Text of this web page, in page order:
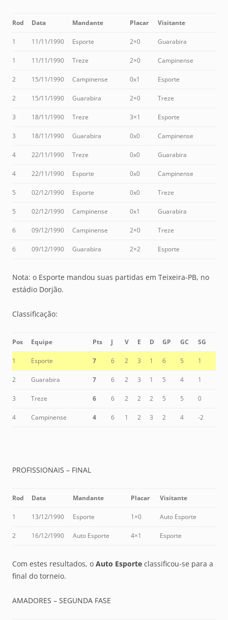
Rod Data Mandante Placar Visitante
1 11/11/1990 Esporte 2×0 Guarabira
1 11/11/1990 Treze 2×0 Campinense
2 15/11/1990 Campinense 0x1 Esporte
2 15/11/1990 Guarabira 2×0 Treze
3 18/11/1990 Treze 3×1 Esporte
3 18/11/1990 Guarabira 0x0 Campinense
4 22/11/1990 Treze 0x0 Guarabira
4 22/11/1990 Esporte 0x0 Campinense
5 02/12/1990 Esporte 0x0 Treze
5 02/12/1990 Campinense 0x1 Guarabira
6 09/12/1990 Campinense 2×0 Treze
6 09/12/1990 Guarabira 2×2 Esporte
Nota: o Esporte mandou suas partidas em Teixeira-PB, no
estádio Dorjão.
Classificação:
Pos Equipe Pts J V E D GP GC SG
1 Esporte 7 6 2 3 1 6 5 1
2 Guarabira 7 6 2 3 1 5 4 1
3 Treze 6 6 2 2 2 5 5 0
4 Campinense 4 6 1 2 3 2 4 -2
PROFISSIONAIS – FINAL
Rod Data Mandante Placar Visitante
1 13/12/1990 Esporte 1×0 Auto Esporte
2 16/12/1990 Auto Esporte 4×1 Esporte
Com estes resultados, o Auto Esporte classificou-se para a
final do torneio.
AMADORES – SEGUNDA FASE